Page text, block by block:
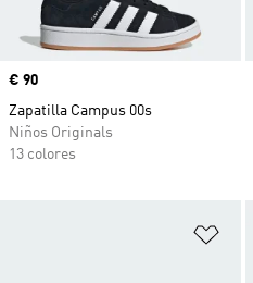
Precio
€ 90
Zapatilla Campus 00s
Niños Originals
13 colores